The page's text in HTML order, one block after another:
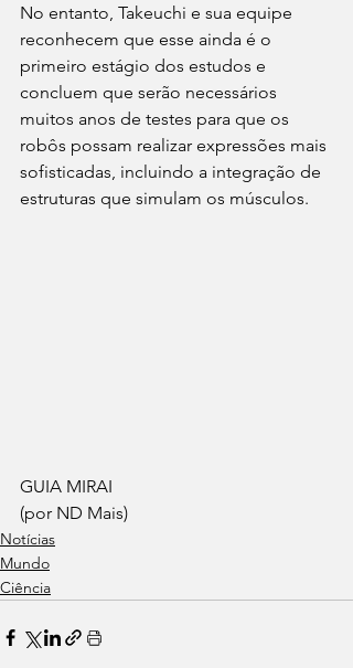
No entanto, Takeuchi e sua equipe
reconhecem que esse ainda é o
primeiro estágio dos estudos e
concluem que serão necessários
muitos anos de testes para que os
robôs possam realizar expressões mais
sofisticadas, incluindo a integração de
estruturas que simulam os músculos.
GUIA MIRAI
(por ND Mais)
Notícias
Mundo
Ciência